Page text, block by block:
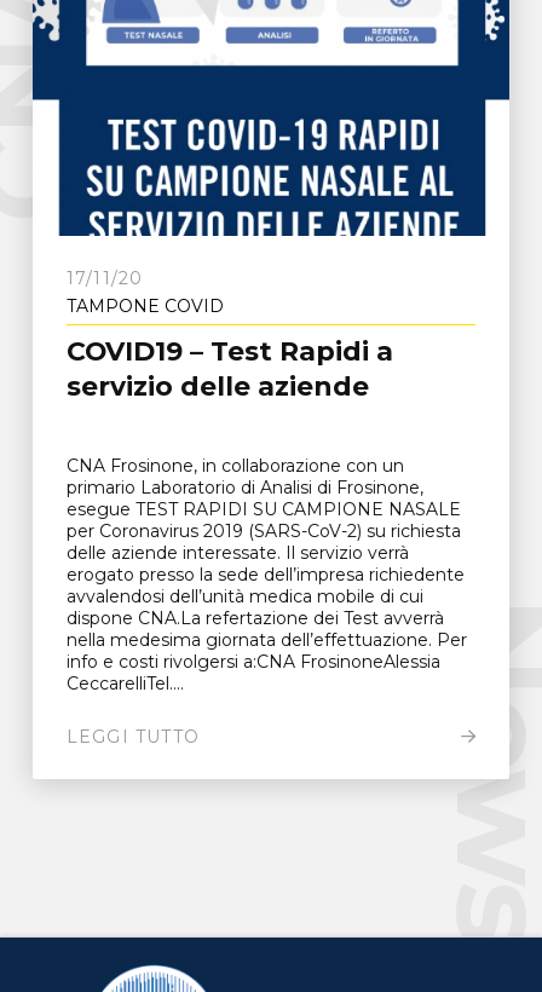
17/11/20
TAMPONE COVID
COVID19 – Test Rapidi a
servizio delle aziende
CNA Frosinone, in collaborazione con un
primario Laboratorio di Analisi di Frosinone,
esegue TEST RAPIDI SU CAMPIONE NASALE
per Coronavirus 2019 (SARS-CoV-2) su richiesta
delle aziende interessate. Il servizio verrà
erogato presso la sede dell’impresa richiedente
avvalendosi dell’unità medica mobile di cui
dispone CNA.La refertazione dei Test avverrà
nella medesima giornata dell’effettuazione. Per
info e costi rivolgersi a:CNA FrosinoneAlessia
CeccarelliTel....
LEGGI TUTTO